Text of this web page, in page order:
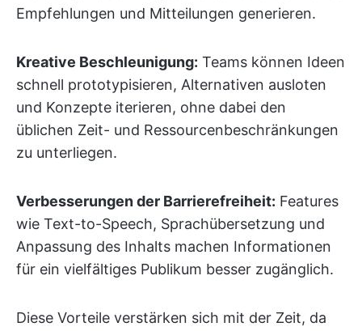
Empfehlungen und Mitteilungen generieren.
Kreative Beschleunigung: Teams können Ideen
schnell prototypisieren, Alternativen ausloten
und Konzepte iterieren, ohne dabei den
üblichen Zeit- und Ressourcenbeschränkungen
zu unterliegen.
Verbesserungen der Barrierefreiheit: Features
wie Text-to-Speech, Sprachübersetzung und
Anpassung des Inhalts machen Informationen
für ein vielfältiges Publikum besser zugänglich.
Diese Vorteile verstärken sich mit der Zeit, da